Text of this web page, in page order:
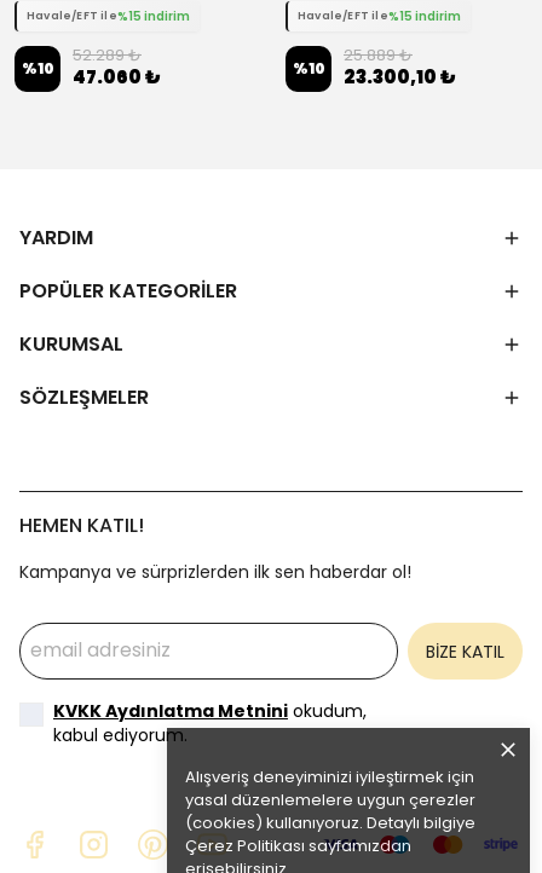
Alışveriş deneyiminizi iyileştirmek için
yasal düzenlemelere uygun çerezler
(cookies) kullanıyoruz. Detaylı bilgiye
Çerez Politikası sayfamızdan
Havale/EFT ile%15 indirim
%10
52.289 ₺
47.060 ₺
Havale/EFT ile%15 indirim
%10
25.889 ₺
23.300,10 ₺
YARDIM
POPÜLER KATEGORİLER
KURUMSAL
SÖZLEŞMELER
HEMEN KATIL!
Kampanya ve sürprizlerden ilk sen haberdar ol!
BİZE KATIL
KVKK Aydınlatma Metnini okudum,
kabul ediyorum.